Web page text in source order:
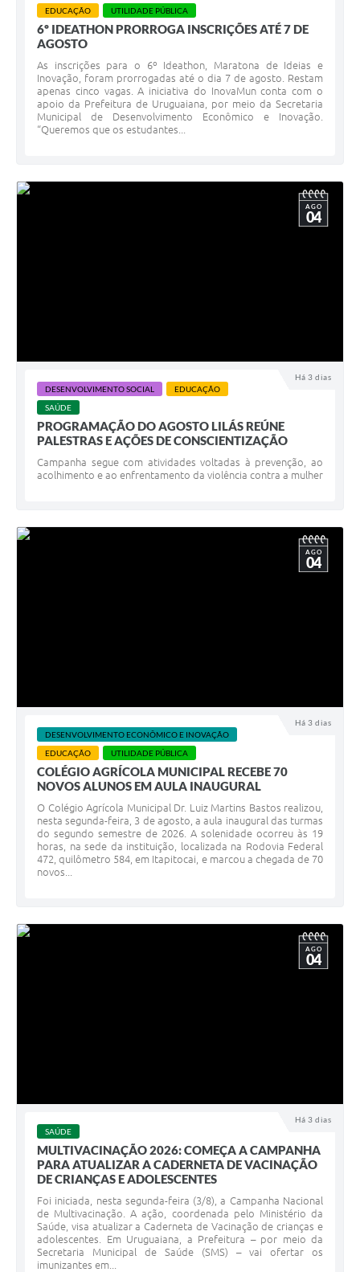
EDUCAÇÃO UTILIDADE PÚBLICA
6º IDEATHON PRORROGA INSCRIÇÕES ATÉ 7 DE
AGOSTO
As inscrições para o 6º Ideathon, Maratona de Ideias e
Inovação, foram prorrogadas até o dia 7 de agosto. Restam
apenas cinco vagas. A iniciativa do InovaMun conta com o
apoio da Prefeitura de Uruguaiana, por meio da Secretaria
Municipal de Desenvolvimento Econômico e Inovação.
“Queremos que os estudantes...
Há 3 dias
AGO
04
DESENVOLVIMENTO SOCIAL
EDUCAÇÃO
SAÚDE
PROGRAMAÇÃO DO AGOSTO LILÁS REÚNE
PALESTRAS E AÇÕES DE CONSCIENTIZAÇÃO
Campanha segue com atividades voltadas à prevenção, ao
acolhimento e ao enfrentamento da violência contra a mulher
Há 3 dias
AGO
04
DESENVOLVIMENTO ECONÔMICO E INOVAÇÃO
EDUCAÇÃO
UTILIDADE PÚBLICA
COLÉGIO AGRÍCOLA MUNICIPAL RECEBE 70
NOVOS ALUNOS EM AULA INAUGURAL
O Colégio Agrícola Municipal Dr. Luiz Martins Bastos realizou,
nesta segunda-feira, 3 de agosto, a aula inaugural das turmas
do segundo semestre de 2026. A solenidade ocorreu às 19
horas, na sede da instituição, localizada na Rodovia Federal
472, quilômetro 584, em Itapitocai, e marcou a chegada de 70
novos...
Há 3 dias
AGO
04
SAÚDE
MULTIVACINAÇÃO 2026: COMEÇA A CAMPANHA
PARA ATUALIZAR A CADERNETA DE VACINAÇÃO
DE CRIANÇAS E ADOLESCENTES
Foi iniciada, nesta segunda-feira (3/8), a Campanha Nacional
de Multivacinação. A ação, coordenada pelo Ministério da
Saúde, visa atualizar a Caderneta de Vacinação de crianças e
adolescentes. Em Uruguaiana, a Prefeitura – por meio da
Secretaria Municipal de Saúde (SMS) – vai ofertar os
imunizantes em...